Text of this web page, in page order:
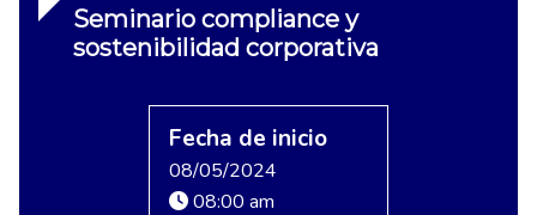
Seminario compliance y
sostenibilidad corporativa
Fecha de inicio
08/05/2024
08:00 am